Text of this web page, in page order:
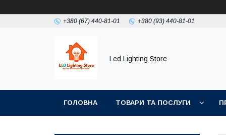
+380 (67) 440-81-01 +380 (93) 440-81-01
Led Lighting Store
ГОЛОВНА ТОВАРИ ТА ПОСЛУГИ